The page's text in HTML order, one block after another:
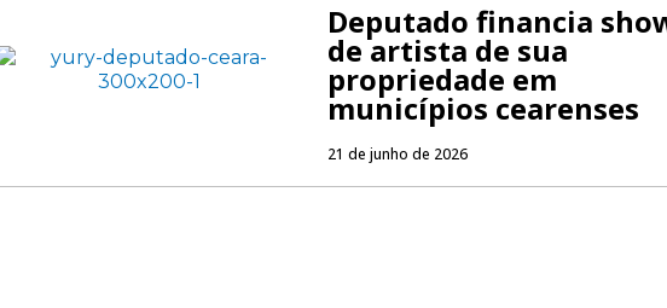
Deputado financia
de artista de sua
propriedade em
municípios cearenses
21 de junho de 2026